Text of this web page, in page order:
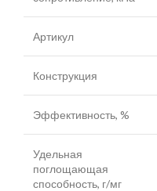
Артикул
Конструкция
Эффективность, %
Удельная
поглощающая
способность, г/мг